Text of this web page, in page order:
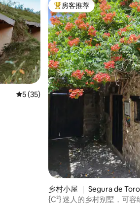
平均评分 5 分（满分 5 分），共 35 条
5 (35)
热门「房客推荐」
房客推荐
乡村小屋 ｜ Segura de Toro
{C²} 迷人的乡村别墅，可容